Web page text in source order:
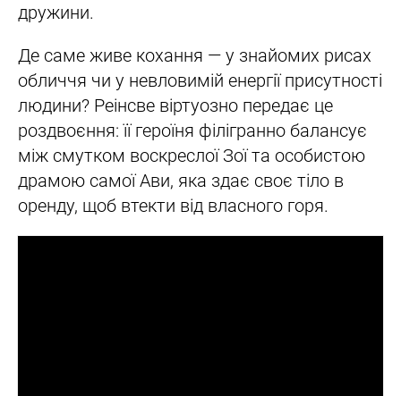
дружини.
Де саме живе кохання — у знайомих рисах
обличчя чи у невловимій енергії присутності
людини? Реінсве віртуозно передає це
роздвоєння: її героїня філігранно балансує
між смутком воскреслої Зої та особистою
драмою самої Ави, яка здає своє тіло в
оренду, щоб втекти від власного горя.